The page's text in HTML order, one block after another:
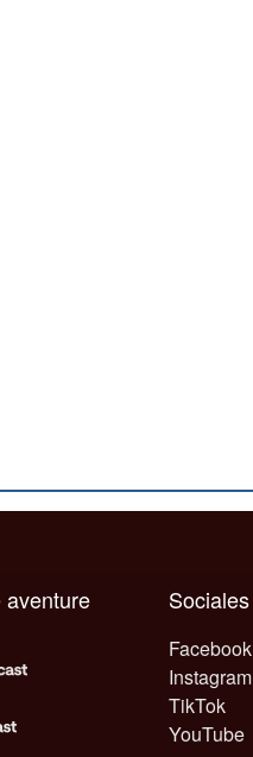
Sociales
Facebook
Instagram
TikTok
YouTube
aventure